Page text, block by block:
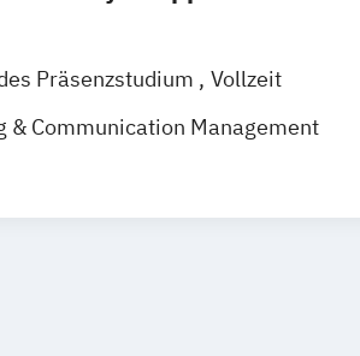
Präsenzstudium
Vollzeit
& Communication Management